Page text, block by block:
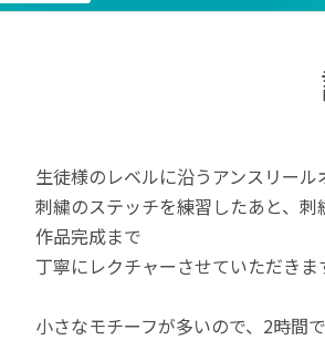
生徒様のレベルに沿うアンスリー
刺繍のステッチを練習したあと、刺
作品完成まで
丁寧にレクチャーさせていただきま
小さなモチーフが多いので、2時間